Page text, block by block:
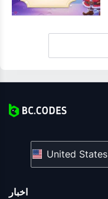
اخبار
United States